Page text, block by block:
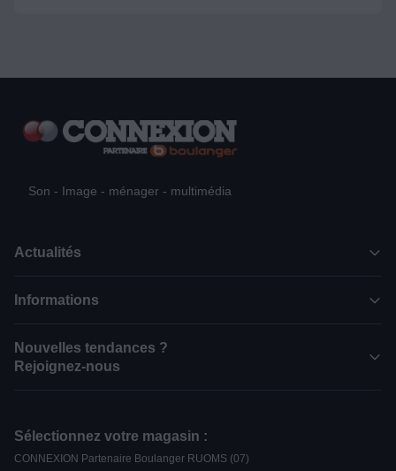
Son - Image - ménager - multimédia
Actualités
Informations
Nouvelles tendances ?
Rejoignez-nous
Sélectionnez votre magasin :
CONNEXION Partenaire Boulanger RUOMS (07)